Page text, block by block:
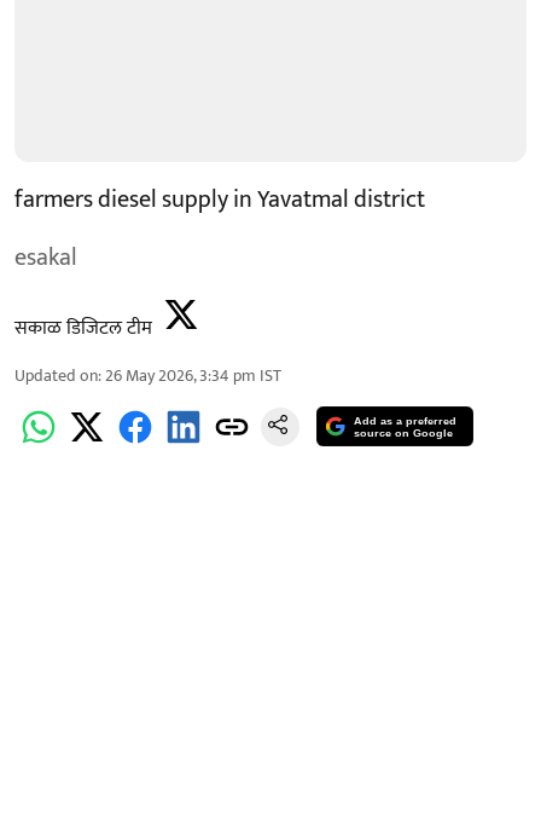
farmers diesel supply in Yavatmal district
esakal
सकाळ डिजिटल टीम
Updated on:26 May 2026, 3:34 pm IST
Add as a preferred
source on Google